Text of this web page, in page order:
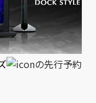
の先行予約